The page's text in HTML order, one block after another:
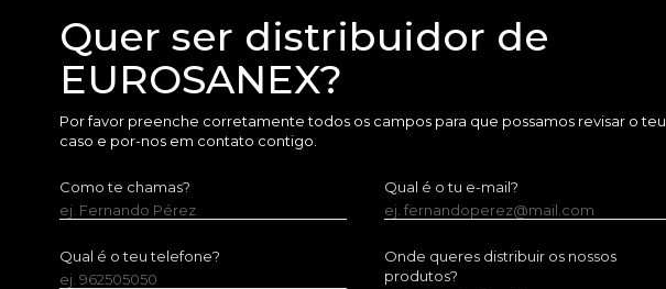
Quer ser distribuidor de
EUROSANEX?
Por favor preenche corretamente todos os campos para que possamos revisar o teu
caso e por-nos em contato contigo.
Como te chamas?
ej. Fernando Pérez
Qual é o tu e-mail?
ej. fernandoperez@mail.com
Qual é o teu telefone?
ej. 962505050
Onde queres distribuir os nossos
produtos?